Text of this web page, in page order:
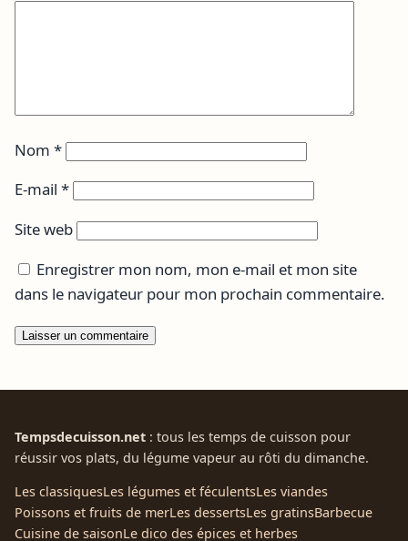
Nom *
E-mail *
Site web
Enregistrer mon nom, mon e-mail et mon site
dans le navigateur pour mon prochain commentaire.
Tempsdecuisson.net : tous les temps de cuisson pour
réussir vos plats, du légume vapeur au rôti du dimanche.
Les classiquesLes légumes et féculentsLes viandes
Poissons et fruits de merLes dessertsLes gratinsBarbecue
Cuisine de saisonLe dico des épices et herbes